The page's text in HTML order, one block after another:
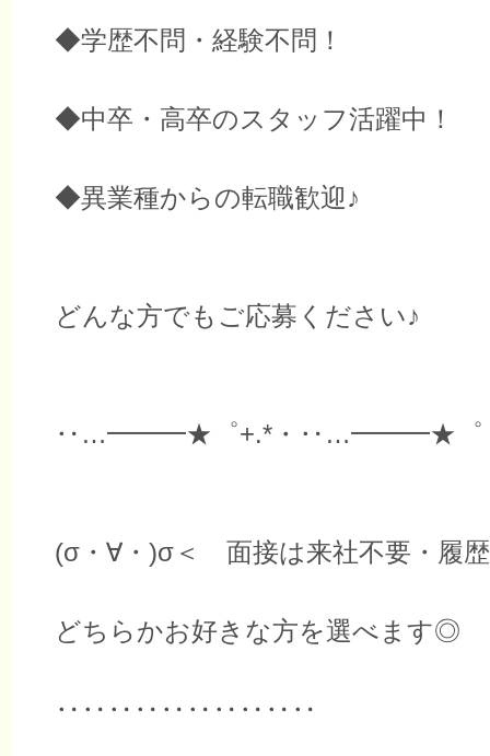
◆学歴不問・経験不問！
◆中卒・高卒のスタッフ活躍中！
◆異業種からの転職歓迎♪
どんな方でもご応募ください♪
‥…━━━★゜+.*・‥…━━━★゜
(σ・∀・)σ＜ 面接は来社不要・履
どちらかお好きな方を選べます◎
‥‥‥‥‥‥‥‥‥‥